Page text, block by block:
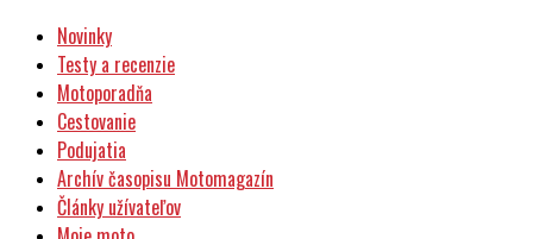
Testy a recenzie
Motoporadňa
Cestovanie
Podujatia
Archív časopisu Motomagazín
Články užívateľov
Moje moto
Fórum